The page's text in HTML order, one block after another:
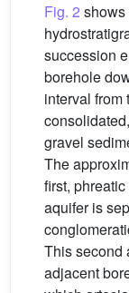
Fig. 2
succession
borehole
interval from
gravel
The
first,
aquifer is
This second
adjacent